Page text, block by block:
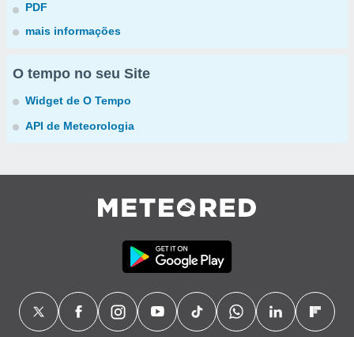
PDF
mais informações
O tempo no seu Site
Widget de O Tempo
API de Meteorologia